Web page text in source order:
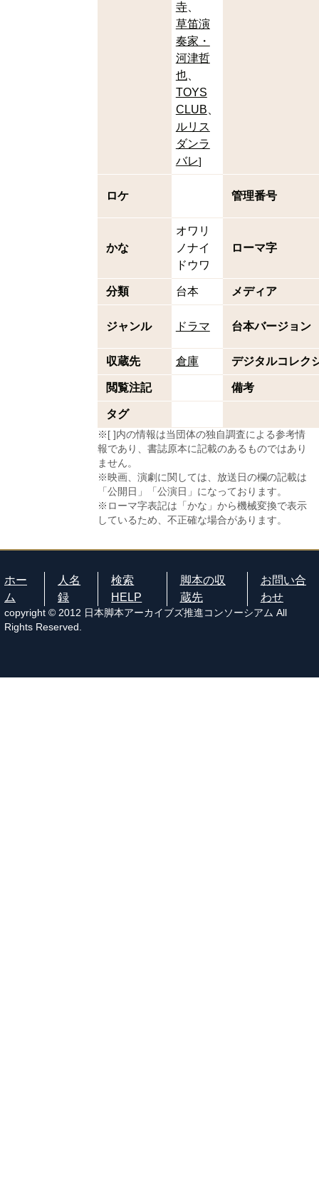
寺
草笛演
奏家・
河津哲
也
TOYS
CLUB
ルリス
ダンラ
バレ]
ロケ 管理番号
かな
オワリ
ノナイ
ドウワ
ローマ字
分類 台本 メディア
ジャンル ドラマ 台本バージョン
収蔵先 倉庫 デジタルコレク
閲覧注記 備考
タグ
※[ ]内の情報は当団体の独自調査による参考情
報であり、書誌原本に記載のあるものではあり
ません。
※映画、演劇に関しては、放送日の欄の記載は
「公開日」「公演日」になっております。
※ローマ字表記は「かな」から機械変換で表示
しているため、不正確な場合があります。
ホー
ム
人名
録
検索
HELP
脚本の収
蔵先
お問い合
わせ
copyright © 2012 日本脚本アーカイブズ推進コンソーシアム All
Rights Reserved.